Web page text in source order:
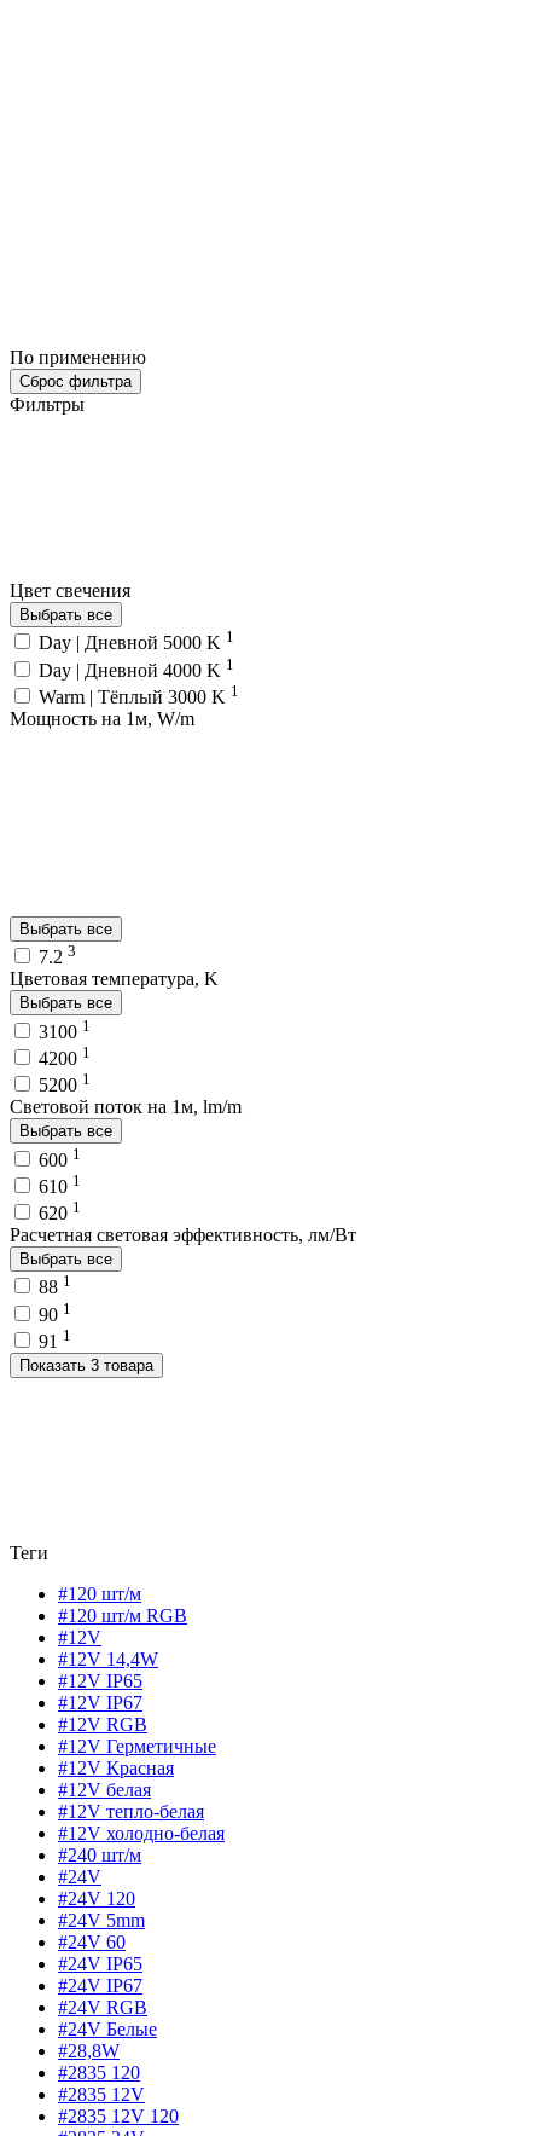
По применению
Сброс фильтра
Фильтры
Цвет свечения
Выбрать все
Day | Дневной 5000 K 1
Day | Дневной 4000 K 1
Warm | Тёплый 3000 K 1
Мощность на 1м, W/m
Выбрать все
7.2 3
Цветовая температура, K
Выбрать все
3100 1
4200 1
5200 1
Световой поток на 1м, lm/m
Выбрать все
600 1
610 1
620 1
Расчетная световая эффективность, лм/Вт
Выбрать все
88 1
90 1
91 1
Показать 3 товара
Теги
#120 шт/м
#120 шт/м RGB
#12V
#12V 14,4W
#12V IP65
#12V IP67
#12V RGB
#12V Герметичные
#12V Красная
#12V белая
#12V тепло-белая
#12V холодно-белая
#240 шт/м
#24V
#24V 120
#24V 5mm
#24V 60
#24V IP65
#24V IP67
#24V RGB
#24V Белые
#28,8W
#2835 120
#2835 12V
#2835 12V 120